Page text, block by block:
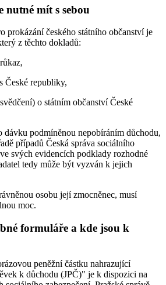
nutné mít s sebou
prokázání českého státního občanství je
z těchto dokladů:
České republiky,
o státním občanství České
dávku podmíněnou nepobíráním důchodu,
případů Česká správa sociálního
svých evidencích podklady rozhodné
tedy může být vyzván k jejich
osobu její zmocněnec, musí
moc.
formuláře a kde jsou k
peněžní částku nahrazující
k důchodu (JPČ)" je k dispozici na